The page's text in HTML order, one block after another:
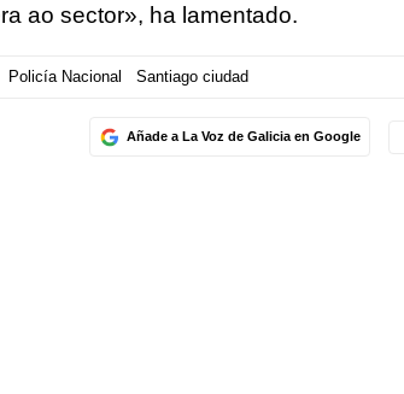
ao sector», ha lamentado.
Policía Nacional Santiago ciudad
Añade a La Voz de Galicia en Google